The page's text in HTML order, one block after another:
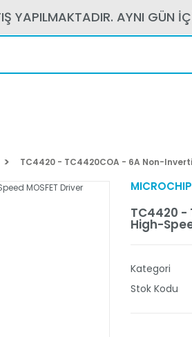
YAPILMAKTADIR. AYNI GÜN
TC4420 - TC4420COA - 6A Non-
MICROCHIP
TC4420 -
High-
Kategori
Stok Kodu